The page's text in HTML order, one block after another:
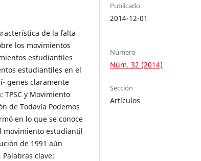
de la falta
los movimientos
estudiantiles
estudiantiles en el
genes claramente
TPSC y Movimiento
de Todavía Podemos
en lo que se conoce
movimiento estudiantil
de 1991 aún
clave:
Publicado
2014-12-01
Número
Núm. 32 (2014)
Sección
Artículos